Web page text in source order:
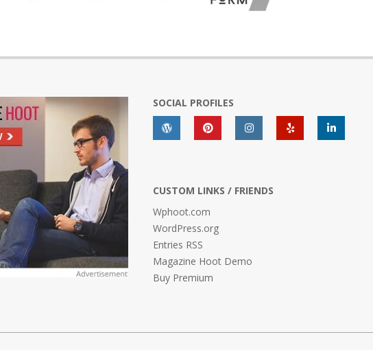
SOCIAL PROFILES
CUSTOM LINKS / FRIENDS
Wphoot.com
WordPress.org
Entries RSS
Magazine Hoot Demo
Buy Premium